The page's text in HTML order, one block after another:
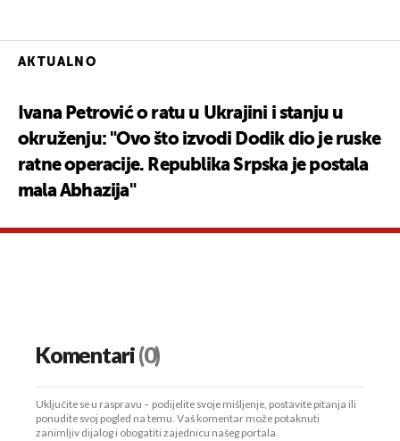
AKTUALNO
Ivana Petrović o ratu u Ukrajini i stanju u
okruženju: "Ovo što izvodi Dodik dio je ruske
ratne operacije. Republika Srpska je postala
mala Abhazija"
Komentari(0)
Uključite se u raspravu – podijelite svoje mišljenje, postavite pitanja ili
ponudite svoj pogled na temu. Vaš komentar može potaknuti
zanimljiv dijalog i obogatiti zajednicu našeg portala.